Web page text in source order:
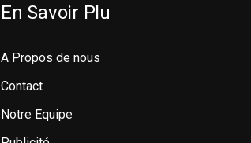
En Savoir Plu
A Propos de nous
Contact
Notre Equipe